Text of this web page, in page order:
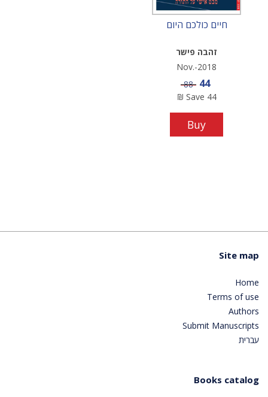
חיים כולכם היום
זהבה פישר
Nov.-2018
Sale price
44
Price
88
Save 44
₪
Buy
Site map
Home
Terms of use
Authors
Submit Manuscripts
עברית
Books catalog